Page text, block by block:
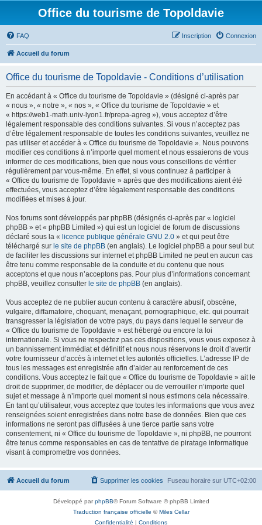
Office du tourisme de Topoldavie
FAQ Connexion
Inscription
Accueil du forum
Office du tourisme de Topoldavie - Conditions d’utilisation
En accédant à « Office du tourisme de Topoldavie » (désigné ci-après par
« nous », « notre », « nos », « Office du tourisme de Topoldavie » et
« https://web1-math.univ-lyon1.fr/prepa-agreg »), vous acceptez d’être
légalement responsable des conditions suivantes. Si vous n’acceptez pas
d’être légalement responsable de toutes les conditions suivantes, veuillez ne
pas utiliser et accéder à « Office du tourisme de Topoldavie ». Nous pouvons
modifier ces conditions à n’importe quel moment et nous essaierons de vous
informer de ces modifications, bien que nous vous conseillons de vérifier
régulièrement par vous-même. En effet, si vous continuez à participer à
« Office du tourisme de Topoldavie » après que des modifications aient été
effectuées, vous acceptez d’être légalement responsable des conditions
modifiées et mises à jour.
Nos forums sont développés par phpBB (désignés ci-après par « logiciel
phpBB » et « phpBB Limited ») qui est un logiciel de forum de discussions
déclaré sous la « licence publique générale GNU 2.0 » et qui peut être
téléchargé sur le site de phpBB (en anglais). Le logiciel phpBB a pour seul but
de faciliter les discussions sur internet et phpBB Limited ne peut en aucun cas
être tenu comme responsable de la conduite et du contenu que nous
acceptons et que nous n’acceptons pas. Pour plus d’informations concernant
phpBB, veuillez consulter le site de phpBB (en anglais).
Vous acceptez de ne publier aucun contenu à caractère abusif, obscène,
vulgaire, diffamatoire, choquant, menaçant, pornographique, etc. qui pourrait
transgresser la législation de votre pays, du pays dans lequel le serveur de
« Office du tourisme de Topoldavie » est hébergé ou encore la loi
internationale. Si vous ne respectez pas ces dispositions, vous vous exposez à
un bannissement immédiat et définitif et nous nous réservons le droit d’avertir
votre fournisseur d’accès à internet et les autorités officielles. L’adresse IP de
tous les messages est enregistrée afin d’aider au renforcement de ces
conditions. Vous acceptez le fait que « Office du tourisme de Topoldavie » ait le
droit de supprimer, de modifier, de déplacer ou de verrouiller n’importe quel
sujet et message à n’importe quel moment si nous estimons cela nécessaire.
En tant qu’utilisateur, vous acceptez que toutes les informations que vous avez
renseignées soient enregistrées dans notre base de données. Bien que ces
informations ne seront pas diffusées à une tierce partie sans votre
consentement, ni « Office du tourisme de Topoldavie », ni phpBB, ne pourront
être tenus comme responsables en cas de tentative de piratage informatique
visant à compromettre vos données.
Accueil du forum Fuseau horaire sur UTC+02:00
Supprimer les cookies
Développé parphpBB® Forum Software © phpBB Limited
Traduction française officielle ©Miles Cellar
Confidentialité | Conditions